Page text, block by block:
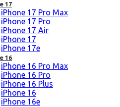
17
iPhone 17 Pro Max
iPhone 17 Pro
iPhone 17 Air
iPhone 17
iPhone 17e
16
iPhone 16 Pro Max
iPhone 16 Pro
iPhone 16 Plus
iPhone 16
iPhone 16e